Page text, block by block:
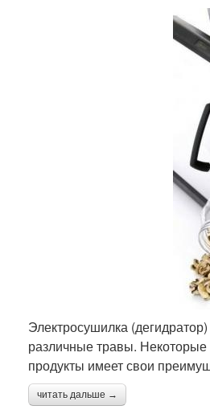
Электросушилка
различные травы. Некоторые
продукты имеет свои
читать дальше →